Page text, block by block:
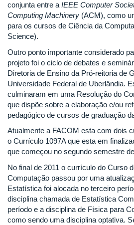
conjunta entre a IEEE Computer
Computing Machinery (ACM), como
para os cursos de Ciência da
Science).
Outro ponto importante considerado
projeto foi o ciclo de debates e
Diretoria de Ensino da Pró-reitoria de
Universidade Federal de Uberlândia.
culminaram em uma Resolução do
que dispõe sobre a elaboração e/ou
pedagógico de cursos de graduação
Atualmente a FACOM esta com dois
o Currículo 1097A que esta em
que começou no segundo semestre
No final de 2011 o currículo do Curso
Computação passou por uma
Estatística foi alocada no terceiro
disciplina chamada de Estatística
período e a disciplina de Física para
como sendo uma disciplina optativa.